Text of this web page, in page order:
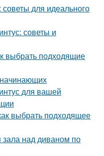
советы для идеального
советы и
выбрать подходящие
для вашей
выбрать подходящее
зала над диваном по